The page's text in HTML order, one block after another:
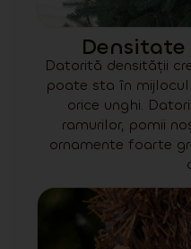
Datorită densității
poate sta în
orice unghi.
ramurilor, pomii
ornamente foarte